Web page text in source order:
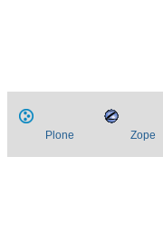
Plone Zope